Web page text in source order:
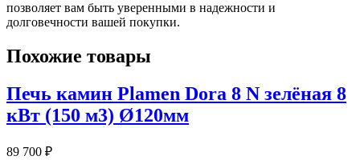
позволяет вам быть уверенными в надежности и
долговечности вашей покупки.
Похожие товары
Печь камин Plamen Dora 8 N зелёная 8
кВт (150 м3) Ø120мм
89 700 ₽